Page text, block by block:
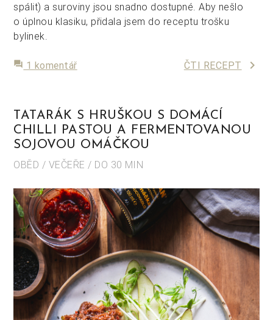
spálit) a suroviny jsou snadno dostupné. Aby nešlo
o úplnou klasiku, přidala jsem do receptu trošku
bylinek.
forum 1 komentář ČTI RECEPT keyboard_arrow_right
TATARÁK S HRUŠKOU S DOMÁCÍ
CHILLI PASTOU A FERMENTOVANOU
SOJOVOU OMÁČKOU
OBĚD / VEČEŘE / DO 30 MIN